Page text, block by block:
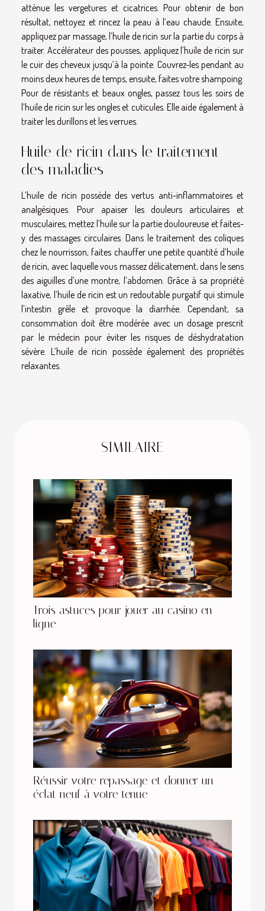
atténue les vergetures et cicatrices. Pour obtenir de bon
résultat, nettoyez et rincez la peau à l’eau chaude. Ensuite,
appliquez par massage, l’huile de ricin sur la partie du corps à
traiter. Accélérateur des pousses, appliquez l’huile de ricin sur
le cuir des cheveux jusqu’à la pointe. Couvrez-les pendant au
moins deux heures de temps, ensuite, faites votre shampoing.
Pour de résistants et beaux ongles, passez tous les soirs de
l’huile de ricin sur les ongles et cuticules. Elle aide également à
traiter les durillons et les verrues.
Huile de ricin dans le traitement
des maladies
L’huile de ricin possède des vertus anti-inflammatoires et
analgésiques. Pour apaiser les douleurs articulaires et
musculaires, mettez l’huile sur la partie douloureuse et faites-
y des massages circulaires. Dans le traitement des coliques
chez le nourrisson, faites chauffer une petite quantité d’huile
de ricin, avec laquelle vous massez délicatement, dans le sens
des aiguilles d’une montre, l’abdomen. Grâce à sa propriété
laxative, l’huile de ricin est un redoutable purgatif qui stimule
l’intestin grêle et provoque la diarrhée. Cependant, sa
consommation doit être modérée avec un dosage prescrit
par le médecin pour éviter les risques de déshydratation
sévère. L’huile de ricin possède également des propriétés
relaxantes.
SIMILAIRE
Trois astuces pour jouer au casino en
ligne
Réussir votre repassage et donner un
éclat neuf à votre tenue